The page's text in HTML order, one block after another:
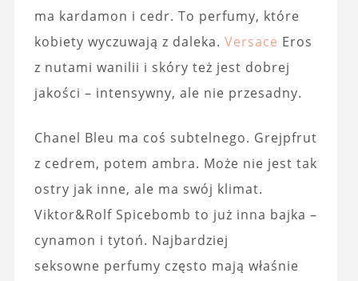
ma kardamon i cedr. To perfumy, które
kobiety wyczuwają z daleka. Versace Eros
z nutami wanilii i skóry też jest dobrej
jakości – intensywny, ale nie przesadny.
Chanel Bleu ma coś subtelnego. Grejpfrut
z cedrem, potem ambra. Może nie jest tak
ostry jak inne, ale ma swój klimat.
Viktor&Rolf Spicebomb to już inna bajka –
cynamon i tytoń. Najbardziej
seksowne perfumy często mają właśnie